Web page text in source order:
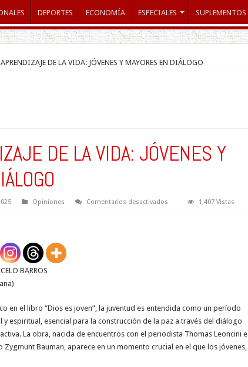
DEPORTES ECONOMÍA ESPECIALES SUPLEMENTOS
APRENDIZAJE DE LA VIDA: JÓVENES Y MAYORES EN DIÁLOGO
DE LA VIDA: JÓVENES Y
Opiniones Comentarios desactivadosen
1,407 Vistas
BARROS
en el libro “Dios es joven”, la juventud es entendida como un período
espiritual, esencial para la construcción de la paz a través del diálogo
La obra, nacida de encuentros con el periodista Thomas Leoncini e
Bauman, aparece en un momento crucial en el que los jóvenes,